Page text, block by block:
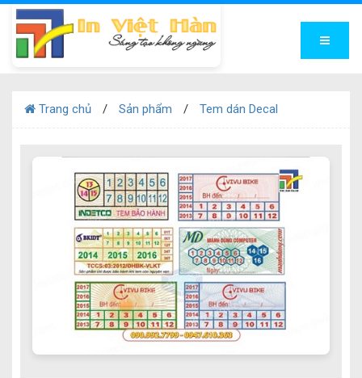
Trang chủ Sản phẩm Tem dán Decal